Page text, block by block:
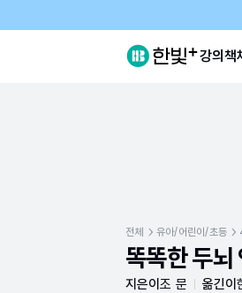
강의책
전체 유아/어린이/초등
똑똑한 두뇌
지은이조 문 옮긴이